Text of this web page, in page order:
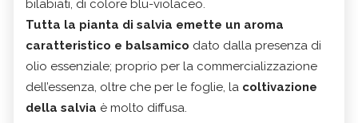
bilabiati, di colore blu-violaceo.
Tutta la pianta di salvia emette un aroma
caratteristico e balsamico dato dalla presenza di
olio essenziale; proprio per la commercializzazione
dell’essenza, oltre che per le foglie, la coltivazione
della salvia è molto diffusa.